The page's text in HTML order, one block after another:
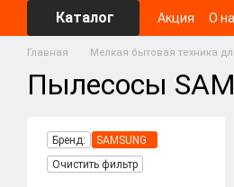
Каталог Акция О
Главная Мелкая бытовая техника
Пылесосы
Бренд:
SAMSUNG
Очистить фильтр